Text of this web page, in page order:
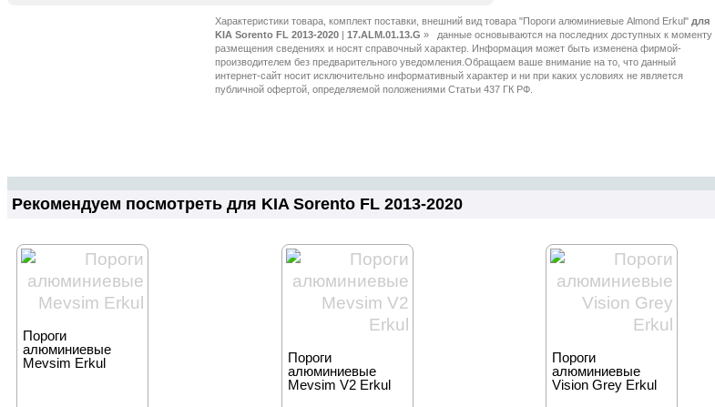
Характеристики товара, комплект поставки, внешний вид товара "Пороги алюминиевые Almond Erkul" для
KIA Sorento FL 2013-2020 | 17.ALM.01.13.G »
Рекомендуем посмотреть для KIA Sorento FL 2013-2020
Пороги
алюминиевые
Mevsim Erkul
Пороги
алюминиевые
Mevsim V2 Erkul
Пороги
алюминиевые
Vision Grey Erkul